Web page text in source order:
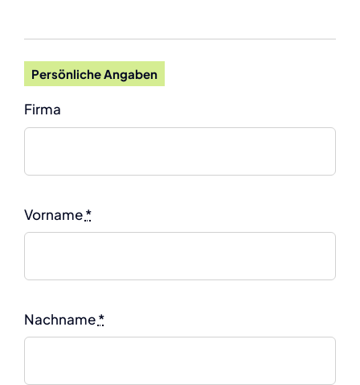
Persönliche Angaben
Firma
Vorname*
Nachname*